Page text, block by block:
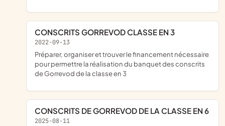
CONSCRITS GORREVOD CLASSE EN 3
2022-09-13
préparer, organiser et trouver le financement nécessaire
pour permettre la réalisation du banquet des conscrits
de Gorrevod de la classe en 3
CONSCRITS DE GORREVOD DE LA CLASSE EN 6
2025-08-11